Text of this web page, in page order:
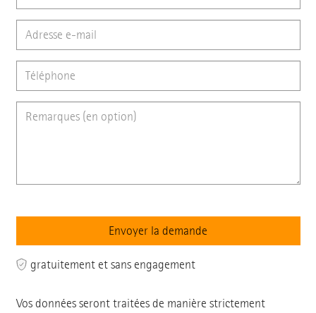
gratuitement et sans engagement
Vos données seront traitées de manière strictement